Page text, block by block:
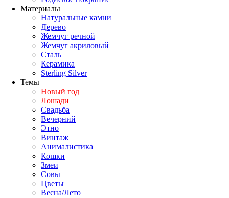
Материалы
Натуральные камни
Дерево
Жемчуг речной
Жемчуг акриловый
Сталь
Керамика
Sterling Silver
Темы
Новый год
Лошади
Свадьба
Вечерний
Этно
Винтаж
Анималистика
Кошки
Змеи
Совы
Цветы
Весна/Лето